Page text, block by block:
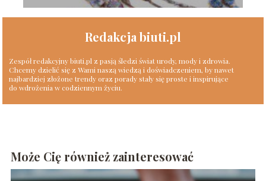
Redakcja biuti.pl
Zespół redakcyjny biuti.pl z pasją śledzi świat urody, mody i zdrowia.
Chcemy dzielić się z Wami naszą wiedzą i doświadczeniem, by nawet
najbardziej złożone trendy oraz porady stały się proste i inspirujące
do wdrożenia w codziennym życiu.
Może Cię również zainteresować